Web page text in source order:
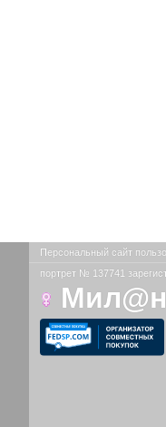
Персональный сайт
портрет № 137741